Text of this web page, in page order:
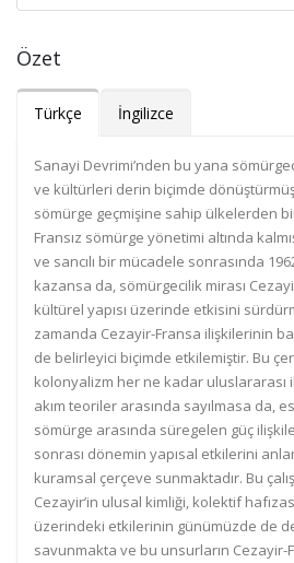
Özet
Türkçe İngilizce
Sanayi Devrimi’nden bu yana
ve kültürleri derin biçimde
sömürge geçmişine sahip ülkelerden
Fransız sömürge yönetimi altında
ve sancılı bir mücadele sonrasında 1962
kazansa da, sömürgecilik mirası
kültürel yapısı üzerinde etkisini
zamanda Cezayir-Fransa ilişkilerinin
de belirleyici biçimde etkilemiştir. Bu
kolonyalizm her ne kadar uluslararası
akım teoriler arasında sayılmasa da,
sömürge arasında süregelen güç
sonrası dönemin yapısal etkilerini
kuramsal çerçeve sunmaktadır. Bu
Cezayir’in ulusal kimliği, kolektif
üzerindeki etkilerinin günümüzde de
savunmakta ve bu unsurların Cezayir-